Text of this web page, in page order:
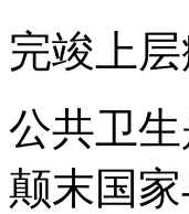
完竣上
公共卫
颠末国